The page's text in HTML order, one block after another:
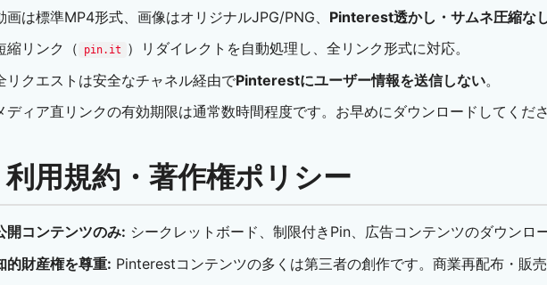
画は標準MP4形式、画像はオリジナルJPG/PNG、 Pinterest透かし・サムネ圧縮な
縮リンク（
pin.it
）リダイレクトを自動処理し、全リンク形式に対応。
リクエストは安全なチャネル経由でPinterestにユーザー情報を送信しない。
ディア直リンクの有効期限は通常数時間程度です。お早めにダウンロードしてくだ
用規約・著作権ポリシー
開コンテンツのみ: シークレットボード、制限付きPin、広告コンテンツのダウンロ
的財産権を尊重: Pinterestコンテンツの多くは第三者の創作です。商業再配布・販